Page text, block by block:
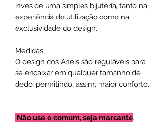
invés de uma simples bijuteria, tanto na
experiência de utilização como na
exclusividade do design.
Medidas:
O design dos Anéis são reguláveis para
se encaixar em qualquer tamanho de
dedo, permitindo, assim, maior conforto.
Não use o comum, seja marcante.